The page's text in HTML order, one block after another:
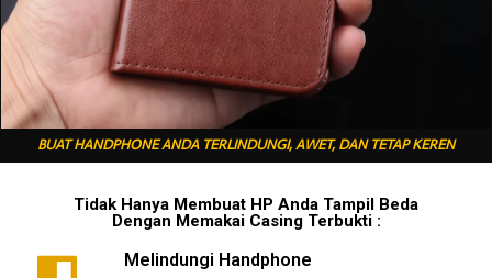
BUAT HANDPHONE ANDA TERLINDUNGI, AWET, DAN TETAP KEREN
Tidak Hanya Membuat HP Anda Tampil Beda
Dengan Memakai Casing Terbukti :
Melindungi Handphone